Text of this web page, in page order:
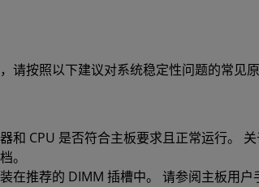
请按照以下建议对系统稳定性问题的常见原
和 CPU 是否符合主板要求且正常运行。
。
在推荐的 DIMM 插槽中。 请参阅主板用